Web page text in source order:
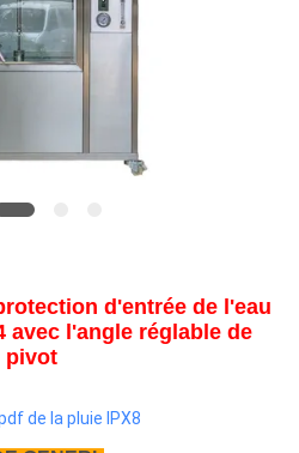
d'entrée de l'eau
avec l'angle réglable de
pivot
de la pluie IPX8